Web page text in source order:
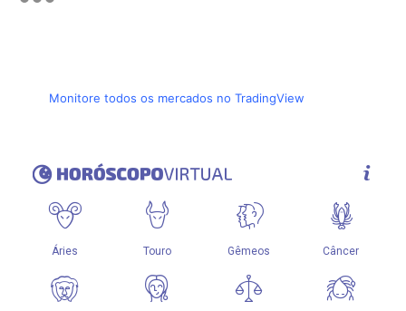
Monitore todos os mercados no TradingView